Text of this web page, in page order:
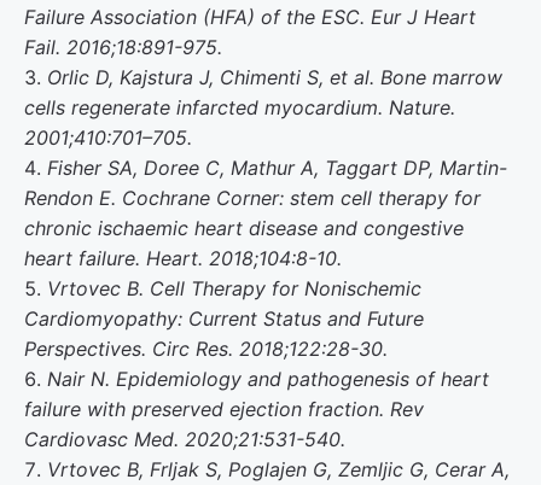
Failure Association (HFA) of the ESC. Eur J Heart
Fail. 2016;18:891-975.
Orlic D, Kajstura J, Chimenti S, et al. Bone marrow
cells regenerate infarcted myocardium. Nature.
2001;410:701–705.
Fisher SA, Doree C, Mathur A, Taggart DP, Martin-
Rendon E. Cochrane Corner: stem cell therapy for
chronic ischaemic heart disease and congestive
heart failure. Heart. 2018;104:8-10.
Vrtovec B. Cell Therapy for Nonischemic
Cardiomyopathy: Current Status and Future
Perspectives. Circ Res. 2018;122:28-30.
Nair N. Epidemiology and pathogenesis of heart
failure with preserved ejection fraction. Rev
Cardiovasc Med. 2020;21:531-540.
Vrtovec B, Frljak S, Poglajen G, Zemljic G, Cerar A,